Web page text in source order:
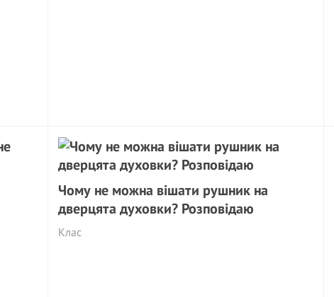
Чому не можна вішати рушник на
дверцята духовки? Розповідаю
Клас